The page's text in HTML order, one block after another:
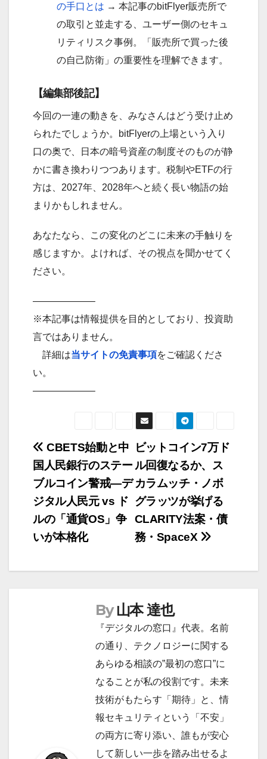
の手口とは → 本記事のbitFlyer販売所で
の取引と並走する、ユーザー側のセキュ
リティリスク事例。「販売所で買った後
の自己防衛」の重要性を理解できます。
【編集部後記】
今回の一連の動きを、みなさんはどう受け止め
られたでしょうか。bitFlyerの上場という入り
口の奥で、日本の暗号資産の制度そのものが静
かに書き換わりつつあります。税制やETFの行
方は、2027年、2028年へと続く長い物語の始
まりかもしれません。
あなたなら、この変化のどこに未来の手触りを
感じますか。よければ、その視点を聞かせてく
ださい。
——————–
※本記事は情報提供を目的としており、投資助
言ではありません。
詳細は当サイトの免責事項をご確認くださ
い。
——————–
投
稿
ナ
ビ
ゲ
ー
ビットコイン7万ド
ル回復なるか、ス
カラムッチ・ノボ
グラッツが挙げる
CLARITY法案・債
務・SpaceX
CBETS始動と中
国人民銀行のステー
ブルコイン警戒—デ
ジタル人民元 vs ド
ルの「通貨OS」争
いが本格化
By 山本 達也
『デジタルの窓口』代表。名前
の通り、テクノロジーに関する
あらゆる相談の”最初の窓口”に
なることが私の役割です。未来
技術がもたらす「期待」と、情
報セキュリティという「不安」
の両方に寄り添い、誰もが安心
して新しい一歩を踏み出せるよ